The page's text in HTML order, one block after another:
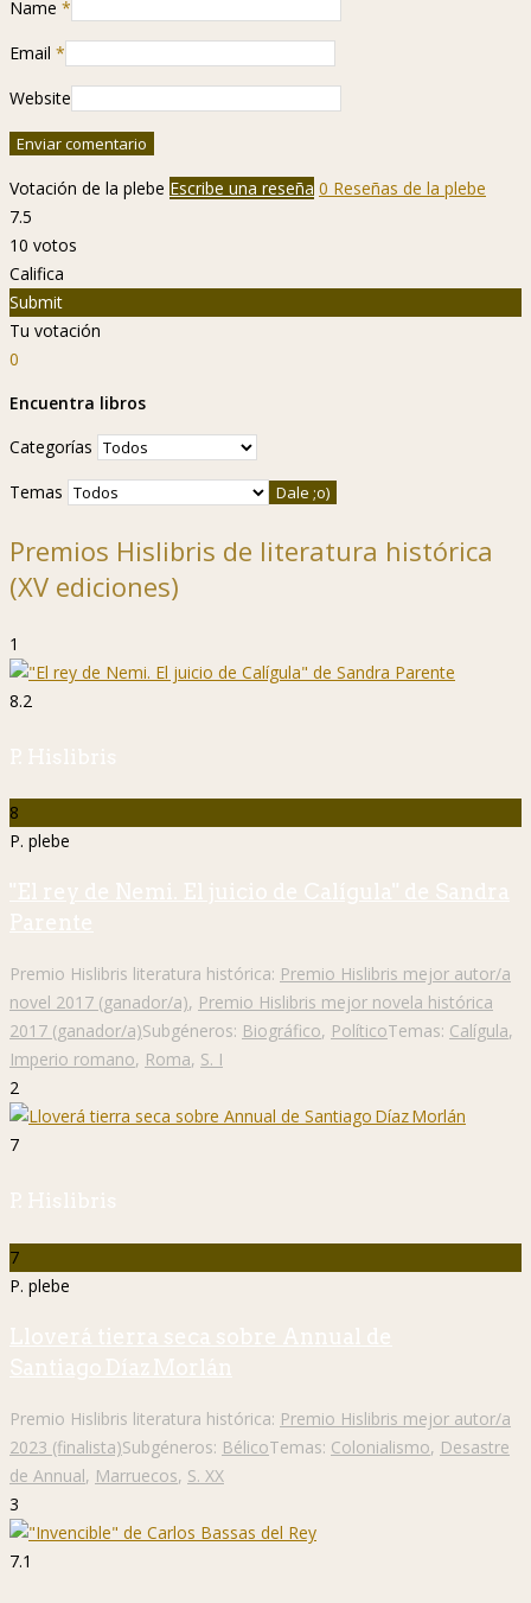
Name *
Email *
Website
Votación de la plebe Escribe una reseña 0 Reseñas de la plebe
7.5
10 votos
Califica
Submit
Tu votación
0
Encuentra libros
Categorías
Temas
Premios Hislibris de literatura histórica
(XV ediciones)
1
8.2
P. Hislibris
8
P. plebe
"El rey de Nemi. El juicio de Calígula" de Sandra
Parente
Premio Hislibris literatura histórica: Premio Hislibris mejor autor/a
novel 2017 (ganador/a), Premio Hislibris mejor novela histórica
2017 (ganador/a)Subgéneros: Biográfico, PolíticoTemas: Calígula,
Imperio romano, Roma, S. I
2
7
P. Hislibris
7
P. plebe
Lloverá tierra seca sobre Annual de
Santiago Díaz Morlán
Premio Hislibris literatura histórica: Premio Hislibris mejor autor/a
2023 (finalista)Subgéneros: BélicoTemas: Colonialismo, Desastre
de Annual, Marruecos, S. XX
3
7.1